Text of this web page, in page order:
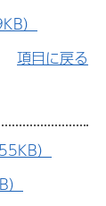
）
項目に戻る
）